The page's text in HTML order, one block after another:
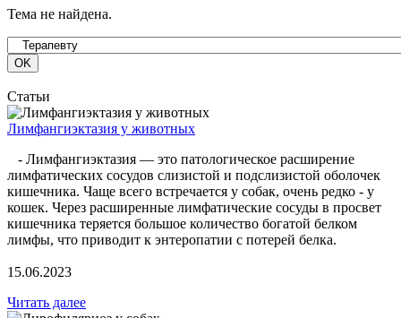
Тема не найдена.
Статьи
Лимфангиэктазия у животных
- Лимфангиэктазия — это патологическое расширение
лимфатических сосудов слизистой и подслизистой оболочек
кишечника. Чаще всего встречается у собак, очень редко - у
кошек. Через расширенные лимфатические сосуды в просвет
кишечника теряется большое количество богатой белком
лимфы, что приводит к энтеропатии с потерей белка.
15.06.2023
Читать далее